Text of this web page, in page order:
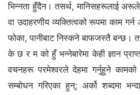
भिन्‍नता हुँदैन। तसर्थ, मानिसहरूलाई
वा उदाहरणीय व्यक्तित्वको रूपमा काम गर्न
फोका, पानीबाट निस्कने बाफजस्तै बन्छ।
के छ र म को हुँ भन्‍नेबारेमा केही ज्ञान
वचनहरू परमेश्‍वरले देहमा गर्नुहुने कामको
सम्‍बोधन गरिएका हुन्; अर्को शब्‍दमा